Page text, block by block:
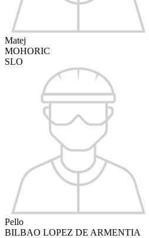
Matej
MOHORIC
SLO
Pello
BILBAO LOPEZ DE ARMENTIA